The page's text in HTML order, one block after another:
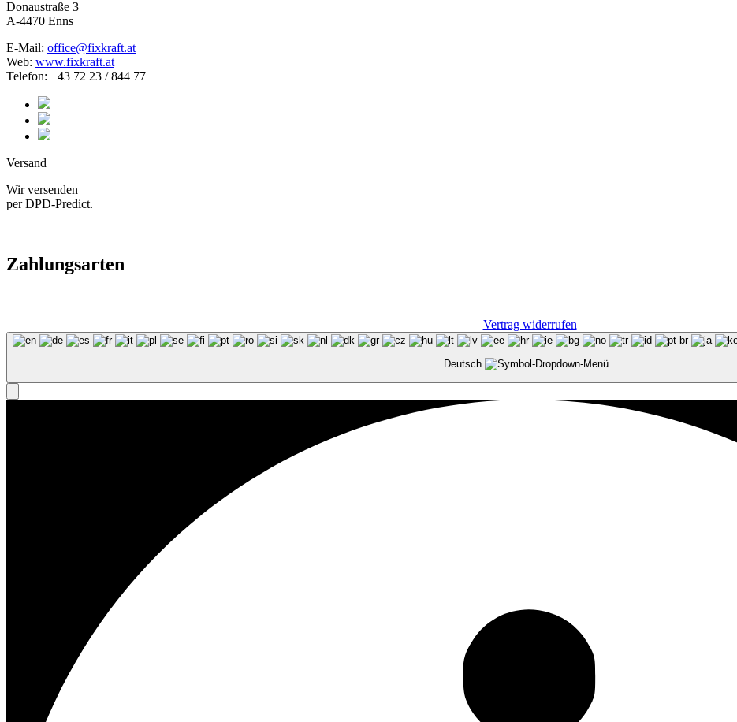
Donaustraße 3
A-4470 Enns
E-Mail: office@fixkraft.at
Web: www.fixkraft.at
Telefon: +43 72 23 / 844 77
Versand
Wir versenden
per DPD-Predict.
Zahlungsarten
Vertrag widerrufen
Deutsch